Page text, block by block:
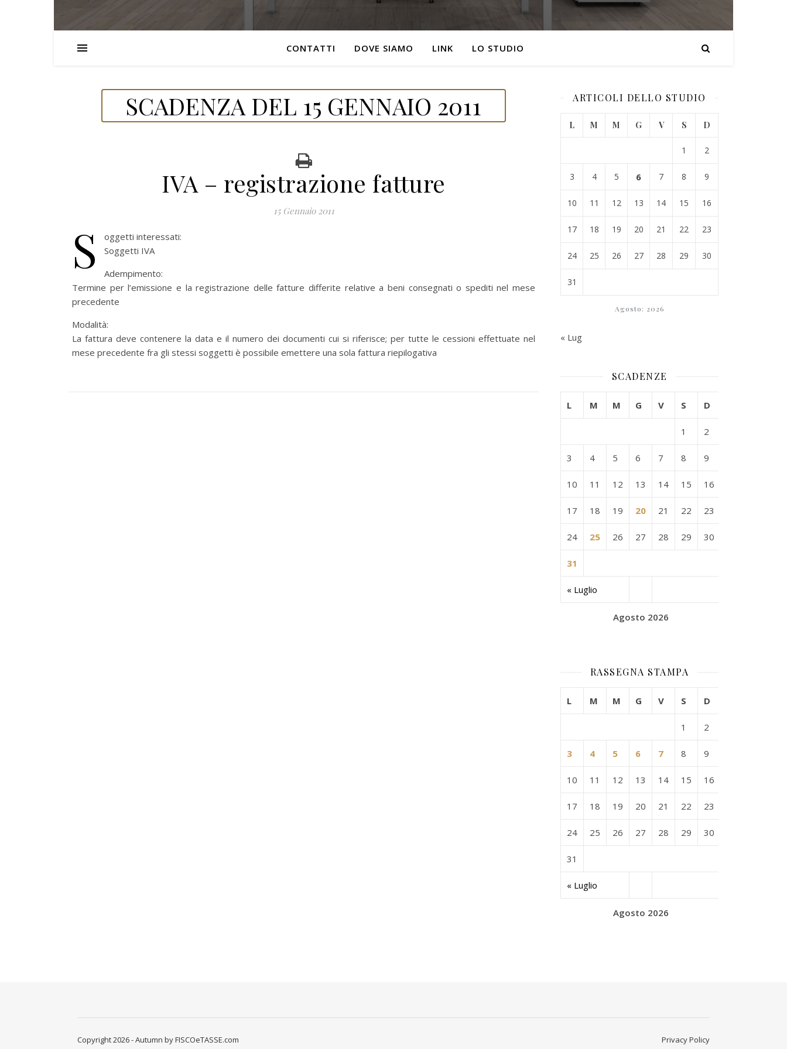
CONTATTI DOVE SIAMO LINK LO STUDIO
SCADENZA DEL 15 GENNAIO 2011
IVA – registrazione fatture
15 Gennaio 2011
S
oggetti interessati:
Soggetti IVA
Adempimento:
Termine per l’emissione e la registrazione delle fatture differite relative a beni consegnati o spediti nel mese
precedente
Modalità:
La fattura deve contenere la data e il numero dei documenti cui si riferisce; per tutte le cessioni effettuate nel
mese precedente fra gli stessi soggetti è possibile emettere una sola fattura riepilogativa
ARTICOLI DELLO STUDIO
Agosto: 2026
L M M G V S D
1 2
3 4 5 6 7 8 9
10 11 12 13 14 15 16
17 18 19 20 21 22 23
24 25 26 27 28 29 30
31
« Lug
SCADENZE
Agosto 2026
L M M G V S D
« Luglio
1 2
3 4 5 6 7 8 9
10 11 12 13 14 15 16
17 18 19 20 21 22 23
24 25 26 27 28 29 30
31
RASSEGNA STAMPA
Agosto 2026
L M M G V S D
« Luglio
1 2
3 4 5 6 7 8 9
10 11 12 13 14 15 16
17 18 19 20 21 22 23
24 25 26 27 28 29 30
31
Privacy Policy
Copyright 2026 - Autumn by FISCOeTASSE.com